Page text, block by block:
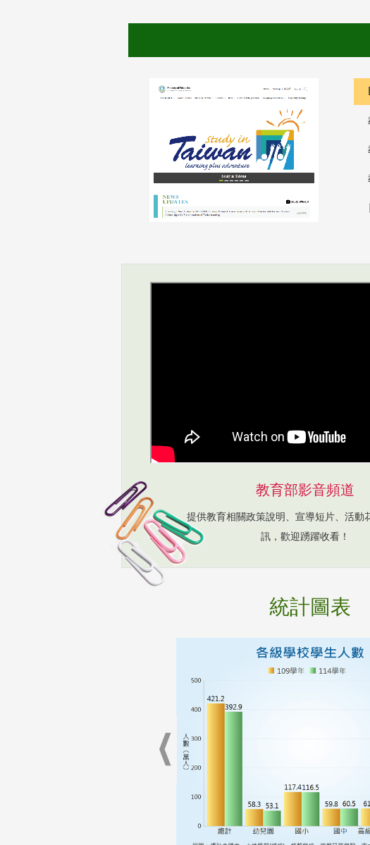
教育部影音頻道
提供教育相關政策說明、宣導短片、活動
訊，歡迎踴躍收看！
統計圖表